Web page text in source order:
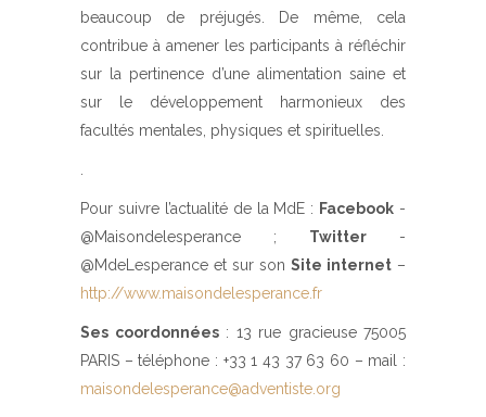
beaucoup de préjugés. De même, cela
contribue à amener les participants à réfléchir
sur la pertinence d’une alimentation saine et
sur le développement harmonieux des
facultés mentales, physiques et spirituelles.
.
Pour suivre l’actualité de la MdE : Facebook -
@Maisondelesperance ; Twitter -
@MdeLesperance et sur son Site internet –
http://www.maisondelesperance.fr
Ses coordonnées: 13 rue gracieuse 75005
PARIS – téléphone : +33 1 43 37 63 60 – mail :
maisondelesperance@adventiste.org